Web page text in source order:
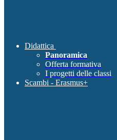
Didattica
Panoramica
Offerta formativa
I progetti delle classi
Scambi - Erasmus+